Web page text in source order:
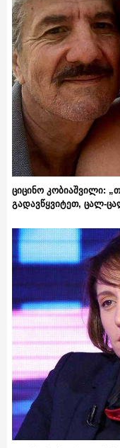
ციცინო კობიაშვილი:
გადავწყვიტეთ, ცალ-